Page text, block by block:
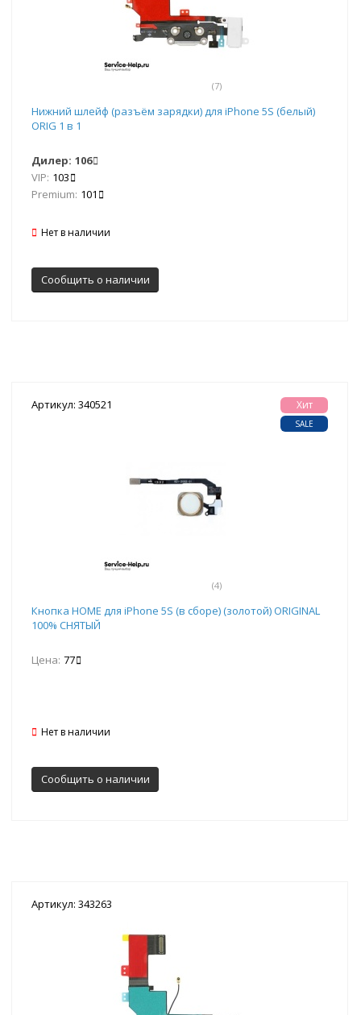
(7)
Нижний шлейф (разъём зарядки) для iPhone 5S (белый)
ORIG 1 в 1
Дилер: 106
VIP: 103
Premium: 101
Нет в наличии
Сообщить о наличии
Артикул: 340521
(4)
Хит
SALE
Кнопка HOME для iPhone 5S (в сборе) (золотой) ORIGINAL
100% СНЯТЫЙ
Цена: 77
Нет в наличии
Сообщить о наличии
Артикул: 343263